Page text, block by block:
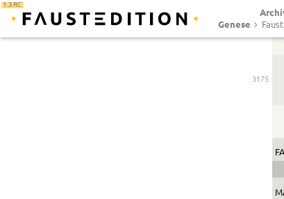
1.3 RC
Genese Faust I
3175